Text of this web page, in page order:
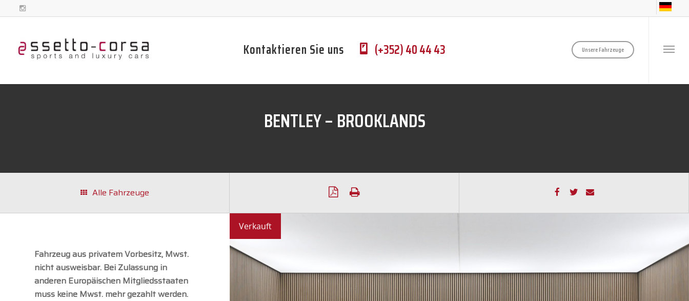
Unsere Fahrzeuge
Kontaktieren Sie uns (+352) 40 44 43
BENTLEY – BROOKLANDS
Alle Fahrzeuge
Fahrzeug aus privatem Vorbesitz, Mwst.
nicht ausweisbar. Bei Zulassung in
anderen Europäischen Mitgliedsstaaten
muss keine Mwst. mehr gezahlt werden.
Verkauft